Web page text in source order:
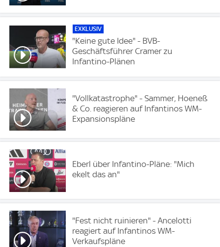
EXKLUSIV
"Keine gute Idee" - BVB-
Geschäftsführer Cramer zu
Infantino-Plänen
"Vollkatastrophe" - Sammer, Hoeneß
& Co. reagieren auf Infantinos WM-
Expansionspläne
Eberl über Infantino-Pläne: "Mich
ekelt das an"
"Fest nicht ruinieren" - Ancelotti
reagiert auf Infantinos WM-
Verkaufspläne